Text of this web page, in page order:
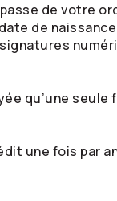
de votre
de
qu’une
une fois par